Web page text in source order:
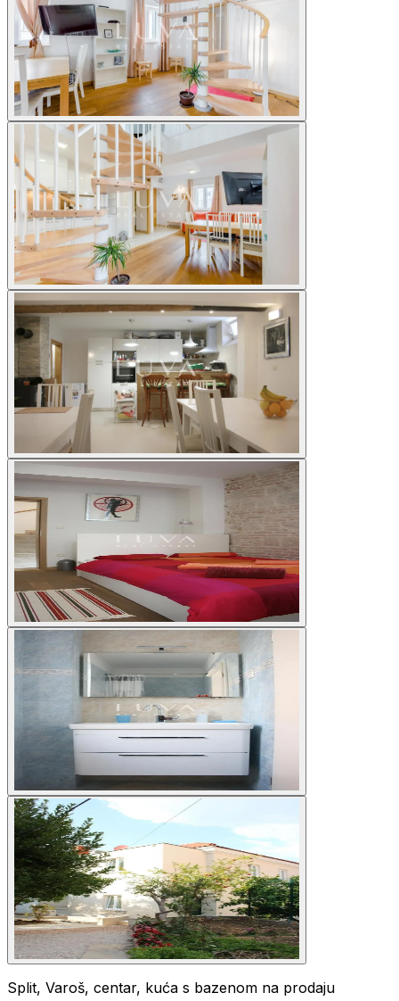
Split, Varoš, centar, kuća s bazenom na prodaju